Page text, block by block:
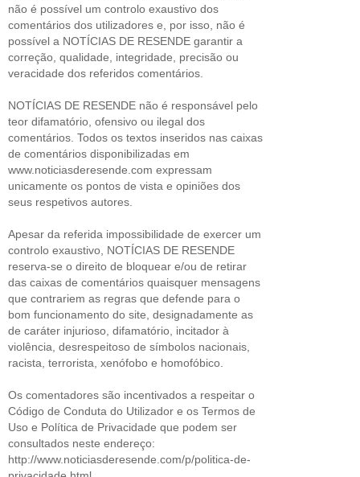
não é possível um controlo exaustivo dos
comentários dos utilizadores e, por isso, não é
possível a NOTÍCIAS DE RESENDE garantir a
correção, qualidade, integridade, precisão ou
veracidade dos referidos comentários.
NOTÍCIAS DE RESENDE não é responsável pelo
teor difamatório, ofensivo ou ilegal dos
comentários. Todos os textos inseridos nas caixas
de comentários disponibilizadas em
www.noticiasderesende.com expressam
unicamente os pontos de vista e opiniões dos
seus respetivos autores.
Apesar da referida impossibilidade de exercer um
controlo exaustivo, NOTÍCIAS DE RESENDE
reserva-se o direito de bloquear e/ou de retirar
das caixas de comentários quaisquer mensagens
que contrariem as regras que defende para o
bom funcionamento do site, designadamente as
de caráter injurioso, difamatório, incitador à
violência, desrespeitoso de símbolos nacionais,
racista, terrorista, xenófobo e homofóbico.
Os comentadores são incentivados a respeitar o
Código de Conduta do Utilizador e os Termos de
Uso e Política de Privacidade que podem ser
consultados neste endereço:
http://www.noticiasderesende.com/p/politica-de-